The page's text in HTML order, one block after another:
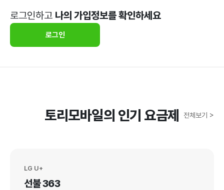
로그인하고 나의 가입정보를 확인하세요
로그인
토리모바일의 인기 요금제 전체보기 >
LG U+
선불 363